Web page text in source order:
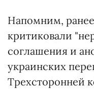
Напомним,
критиковали
соглашения и
украинских
Трехсторонней